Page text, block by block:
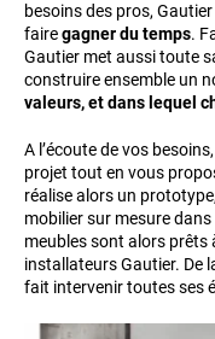
besoins des pros,
fairegagner du temps.
Gautier met aussi toute
construire ensemble un
valeurs, et dans lequel
A l’écoute de vos
projet tout en vous
réalise alors un
mobilier sur mesure dans
meubles sont alors prêts
installateurs Gautier. De
fait intervenir toutes ses